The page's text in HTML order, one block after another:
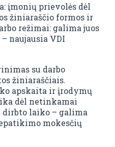
įmonių prievolės dėl
žiniaraščio formos ir
režimai: galima juos
naujausia VDI
su darbo
žiniaraščiais.
apskaita ir įrodymų
dėl netinkamai
laiko – galima
mokesčių